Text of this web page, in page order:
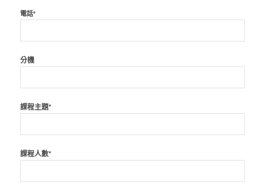
電話*
分機
課程主題*
課程人數*